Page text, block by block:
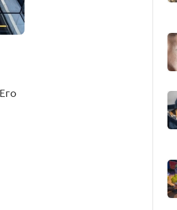
. Его